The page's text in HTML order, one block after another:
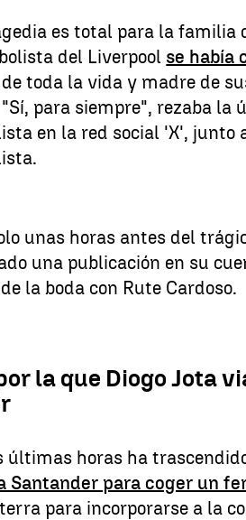
es total para la familia
del Liverpool se había
toda la vida y madre de
para siempre", rezaba la
en la red social 'X', junto
unas horas antes del
una publicación en su
la boda con Rute Cardoso.
la que Diogo Jota
últimas horas ha
Santander para coger un
para incorporarse a la